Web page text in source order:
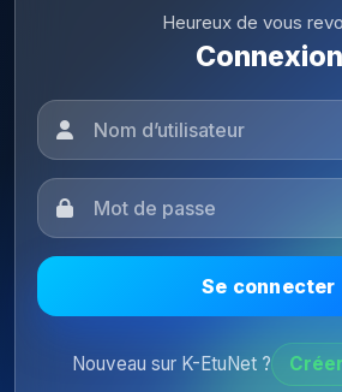
Heureux de vous
Connexion
Se connecter
Nouveau sur K-EtuNet ?